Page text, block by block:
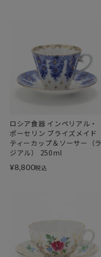
ロシア食器 インペリアル・
ポーセリン ブライズメイド
ティーカップ＆ソーサー（ラ
ジアル） 250ml
¥8,800税込